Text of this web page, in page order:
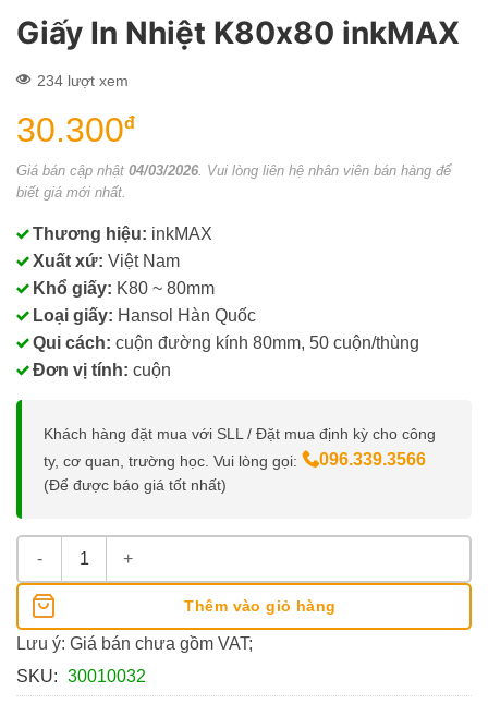
Giấy In Nhiệt K80x80 inkMAX
234 lượt xem
30.300đ
Giá bán cập nhật 04/03/2026 . Vui lòng liên hệ nhân viên bán hàng để
biết giá mới nhất.
Thương hiệu: inkMAX
Xuất xứ: Việt Nam
Khổ giấy: K80 ~ 80mm
Loại giấy: Hansol Hàn Quốc
Qui cách: cuộn đường kính 80mm, 50 cuộn/thùng
Đơn vị tính: cuộn
Khách hàng đặt mua với SLL / Đặt mua định kỳ cho công
ty, cơ quan, trường học. Vui lòng gọi:
096.339.3566
(Để được báo giá tốt nhất)
Giấy In Nhiệt K80x80 inkMAX số lượng
Thêm vào giỏ hàng
Lưu ý: Giá bán chưa gồm VAT;
SKU: 30010032